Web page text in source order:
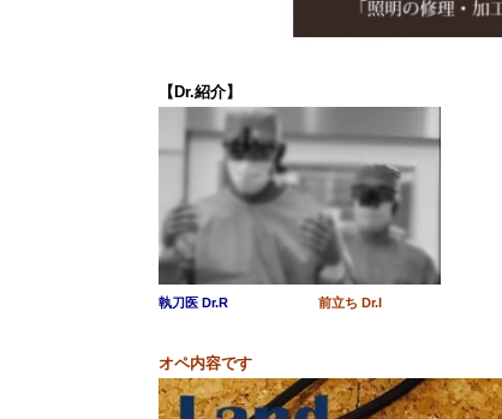
【Dr.紹介】
執刀医 Dr.R 前立ち Dr.I
オペ内容です